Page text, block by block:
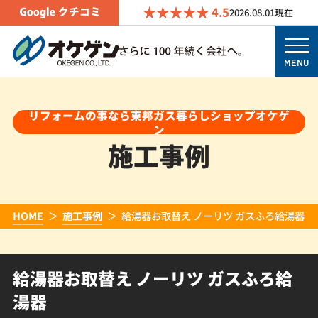
4.52026.08.01現在
MENU
リフォームの事なら東邦ガス暮らしショップオケゲ
ン
施工事例
HOME 施工事例 給湯器お取替え ノーリツ ガスふろ給湯器
給湯器お取替え ノーリツ ガスふろ給
湯器